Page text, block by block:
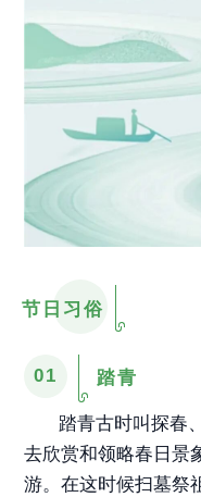
节日习俗
01 踏青
踏青古时叫探春
去欣赏和领略春日景
游。在这时候扫墓祭